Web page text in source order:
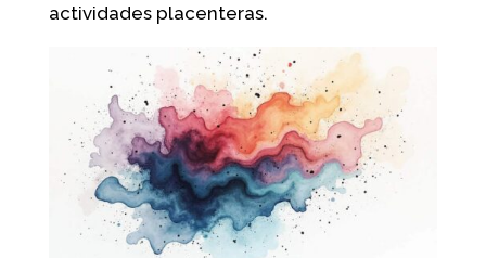
actividades placenteras.